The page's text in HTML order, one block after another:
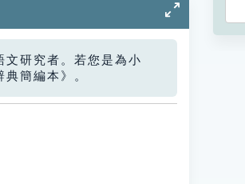
文研究者。若您是為小
簡編本》。